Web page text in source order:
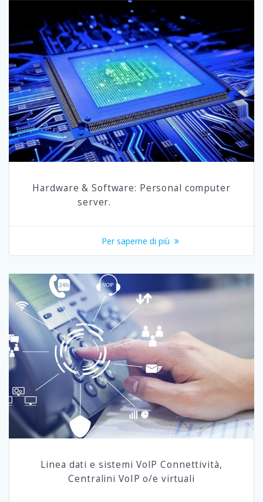
Hardware & Software: Personal computer
server.
Per saperne di più
Linea dati e sistemi VoIP Connettività,
Centralini VoIP o/e virtuali